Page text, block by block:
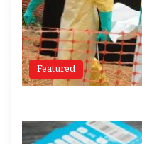
Featured